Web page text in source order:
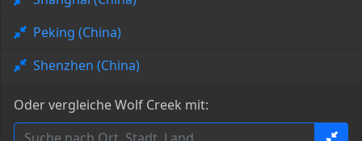
Peking (China)
Shenzhen (China)
Oder vergleiche Wolf Creek mit: